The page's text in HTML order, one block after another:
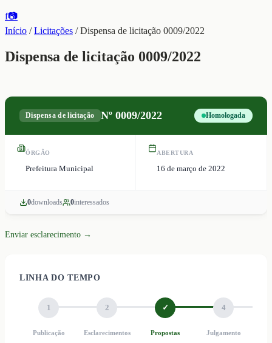
f📷
Início /Licitações /Dispensa de licitação 0009/2022
Dispensa de licitação 0009/2022
Dispensa de licitação Nº 0009/2022 Homologada
ÓRGÃO
Prefeitura Municipal
ABERTURA
16 de março de 2022
0downloads 0interessados
Enviar esclarecimento →
LINHA DO TEMPO
1
Publicação
2
Esclarecimentos
✓
Propostas
4
Julgamento